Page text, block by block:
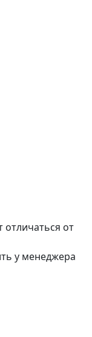
от
у менеджера